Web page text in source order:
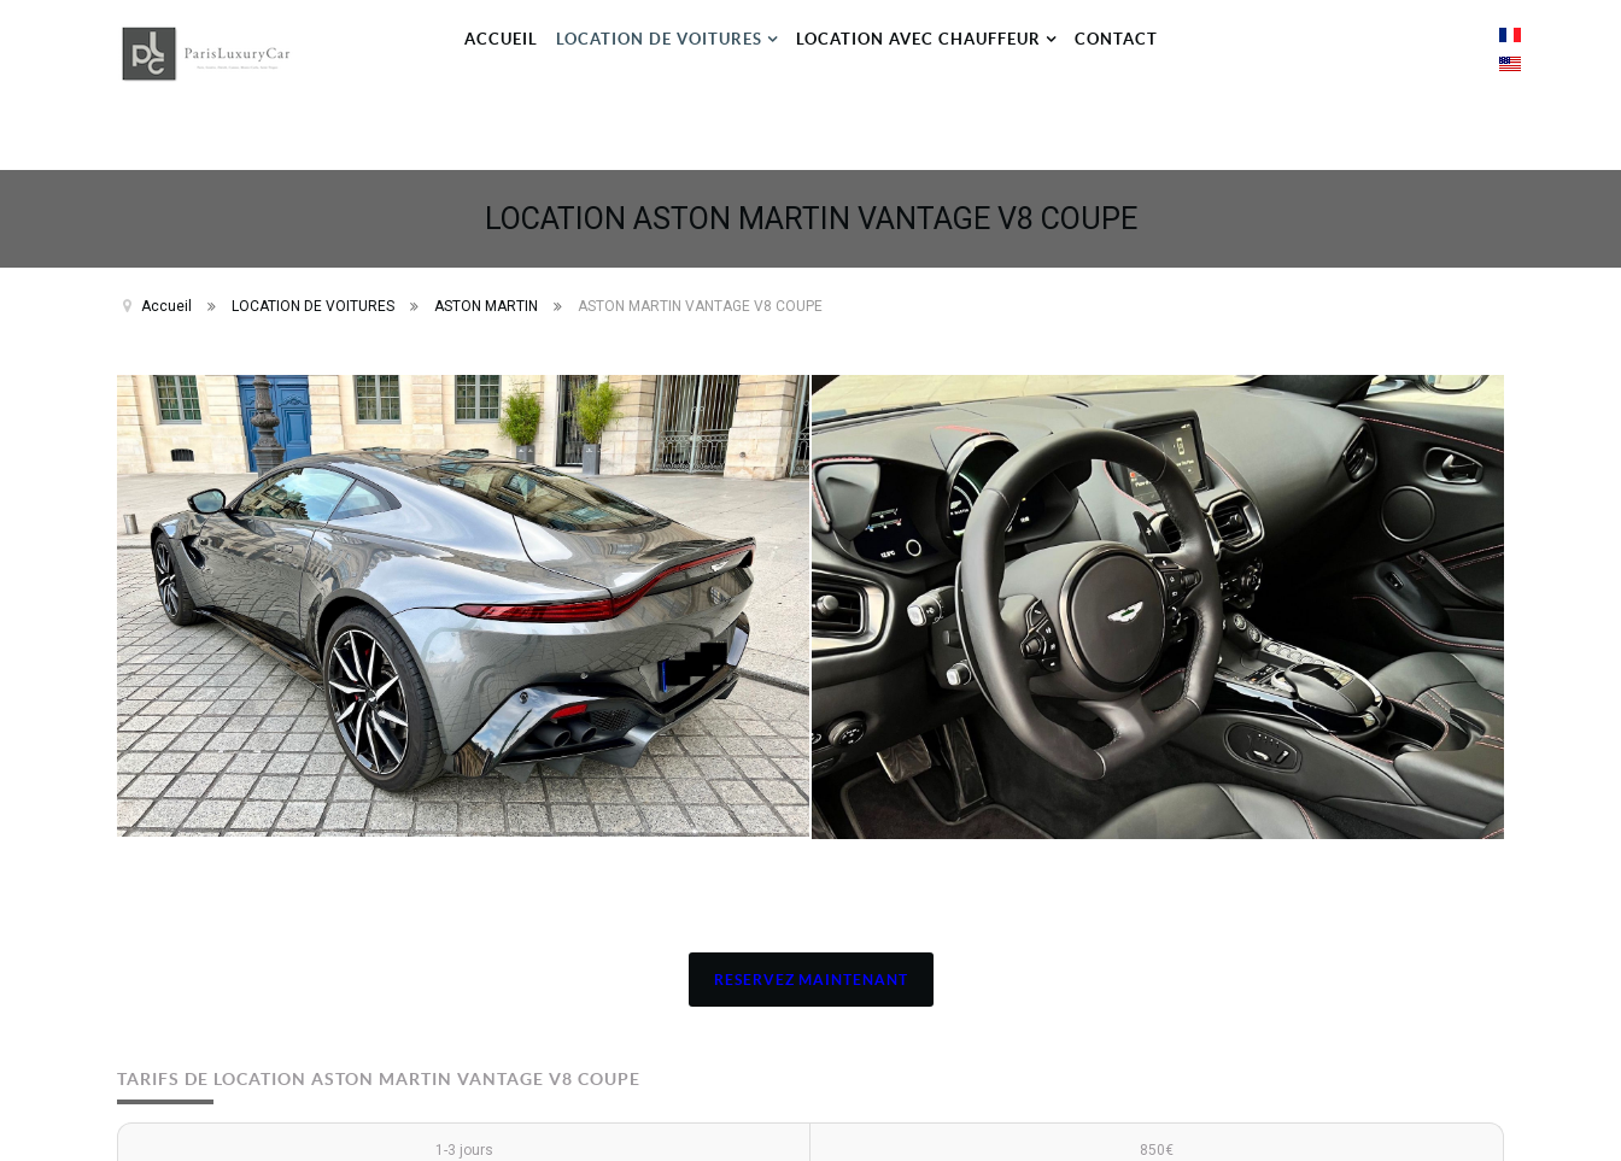
ACCUEIL LOCATION DE VOITURES LOCATION AVEC CHAUFFEUR CONTACT
LOCATION ASTON MARTIN VANTAGE V8 COUPE
Accueil LOCATION DE VOITURES ASTON MARTIN ASTON MARTIN VANTAGE V8 COUPE
RESERVEZ MAINTENANT
TARIFS DE LOCATION ASTON MARTIN VANTAGE V8 COUPE
1-3 jours 850€